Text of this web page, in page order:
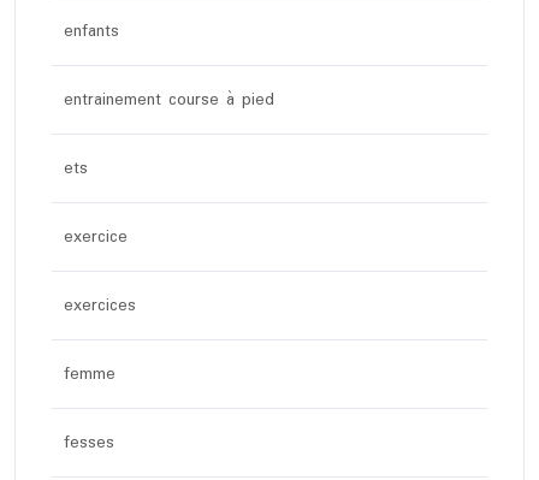
enfants
entrainement course à pied
ets
exercice
exercices
femme
fesses